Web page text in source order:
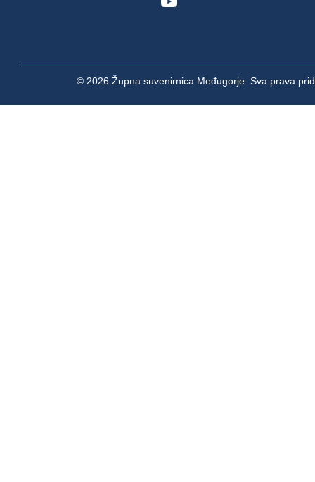
© 2026 Župna suvenirnica Međugorje. Sva prava